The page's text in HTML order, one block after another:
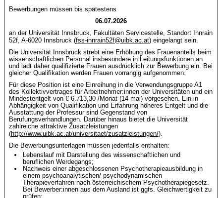
Bewerbungen müssen bis spätestens
06.07.2026
an der Universität Innsbruck, Fakultäten Servicestelle, Standort Innrain
52f, A-6020 Innsbruck (fss-innrain52f@uibk.ac.at) eingelangt sein.
Die Universität Innsbruck strebt eine Erhöhung des Frauenanteils beim
wissenschaftlichen Personal insbesondere in Leitungsfunktionen an
und lädt daher qualifizierte Frauen ausdrücklich zur Bewerbung ein. Bei
gleicher Qualifikation werden Frauen vorrangig aufgenommen.
Für diese Position ist eine Einreihung in die Verwendungsgruppe A1
des Kollektivvertrages für Arbeitnehmer:innen der Universitäten und ein
Mindestentgelt von € 6.713,30 /Monat (14 mal) vorgesehen. Ein in
Abhängigkeit von Qualifikation und Erfahrung höheres Entgelt und die
Ausstattung der Professur sind Gegenstand von
Berufungsverhandlungen. Darüber hinaus bietet die Universität
zahlreiche attraktive Zusatzleistungen
(http://www.uibk.ac.at/universitaet/zusatzleistungen/).
Die Bewerbungsunterlagen müssen jedenfalls enthalten:
Lebenslauf mit Darstellung des wissenschaftlichen und
beruflichen Werdegangs;
Nachweis einer abgeschlossenen Psychotherapieausbildung in
einem psychoanalytischen/ psychodynamischen
Therapieverfahren nach österreichischem Psychotherapiegesetz.
Bei Bewerber:innen aus dem Ausland ist ggfs. Gleichwertigkeit zu
prüfen;